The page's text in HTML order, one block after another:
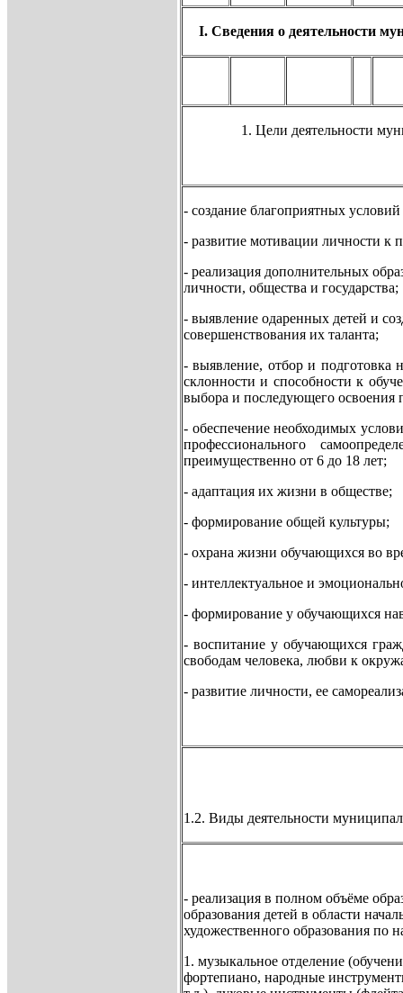
I. Сведения о деятельности
Цели деятельности
- создание благоприятных
- развитие мотивации личности к
- реализация дополнительных
личности, общества и государства;
- выявление одаренных детей и
совершенствования их таланта;
- выявление, отбор и подготовка
склонности и способности к
выбора и последующего освоения
- обеспечение необходимых
профессионального
преимущественно от 6 до 18 лет;
- адаптация их жизни в обществе;
- формирование общей культуры;
- охрана жизни обучающихся во
- интеллектуальное и
- формирование у обучающихся
- воспитание у обучающихся
свободам человека, любви к
- развитие личности, ее
1.2. Виды деятельности
- реализация в полном объёме
образования детей в области
художественного образования по
1. музыкальное отделение
фортепиано, народные